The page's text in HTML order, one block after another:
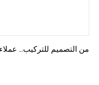
من التصميم للتركيب..